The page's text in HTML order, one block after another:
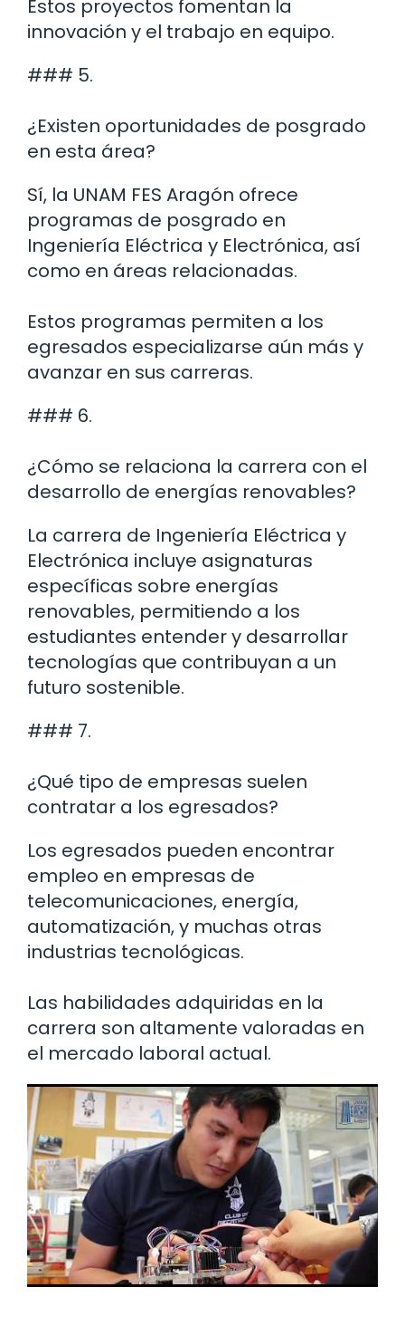
Estos proyectos fomentan la
innovación y el trabajo en equipo.
### 5.
¿Existen oportunidades de posgrado
en esta área?
Sí, la UNAM FES Aragón ofrece
programas de posgrado en
Ingeniería Eléctrica y Electrónica, así
como en áreas relacionadas.
Estos programas permiten a los
egresados especializarse aún más y
avanzar en sus carreras.
### 6.
¿Cómo se relaciona la carrera con el
desarrollo de energías renovables?
La carrera de Ingeniería Eléctrica y
Electrónica incluye asignaturas
específicas sobre energías
renovables, permitiendo a los
estudiantes entender y desarrollar
tecnologías que contribuyan a un
futuro sostenible.
### 7.
¿Qué tipo de empresas suelen
contratar a los egresados?
Los egresados pueden encontrar
empleo en empresas de
telecomunicaciones, energía,
automatización, y muchas otras
industrias tecnológicas.
Las habilidades adquiridas en la
carrera son altamente valoradas en
el mercado laboral actual.